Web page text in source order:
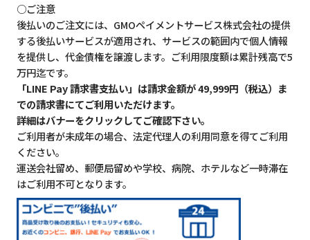
○ご注意
後払いのご注文には、GMOペイメントサービス株式会社の提供
する後払いサービスが適用され、サービスの範囲内で個人情報
を提供し、代金債権を譲渡します。ご利用限度額は累計残高で5
万円迄です。
「LINE Pay 請求書支払い」は請求金額が 49,999円（税込）ま
での請求書にてご利用いただけます。
詳細はバナーをクリックしてご確認下さい。
ご利用者が未成年の場合、法定代理人の利用同意を得てご利用
ください。
運送会社留め、郵便局留めや学校、病院、ホテルなど一時滞在
はご利用不可となります。